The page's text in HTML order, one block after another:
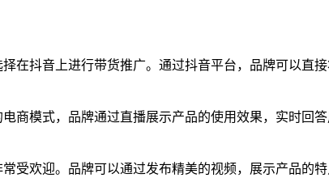
在抖音上进行带货推广。通过抖音平台，品牌可以直
商模式，品牌通过直播展示产品的使用效果，实时回
受欢迎。品牌可以通过发布精美的视频，展示产品的